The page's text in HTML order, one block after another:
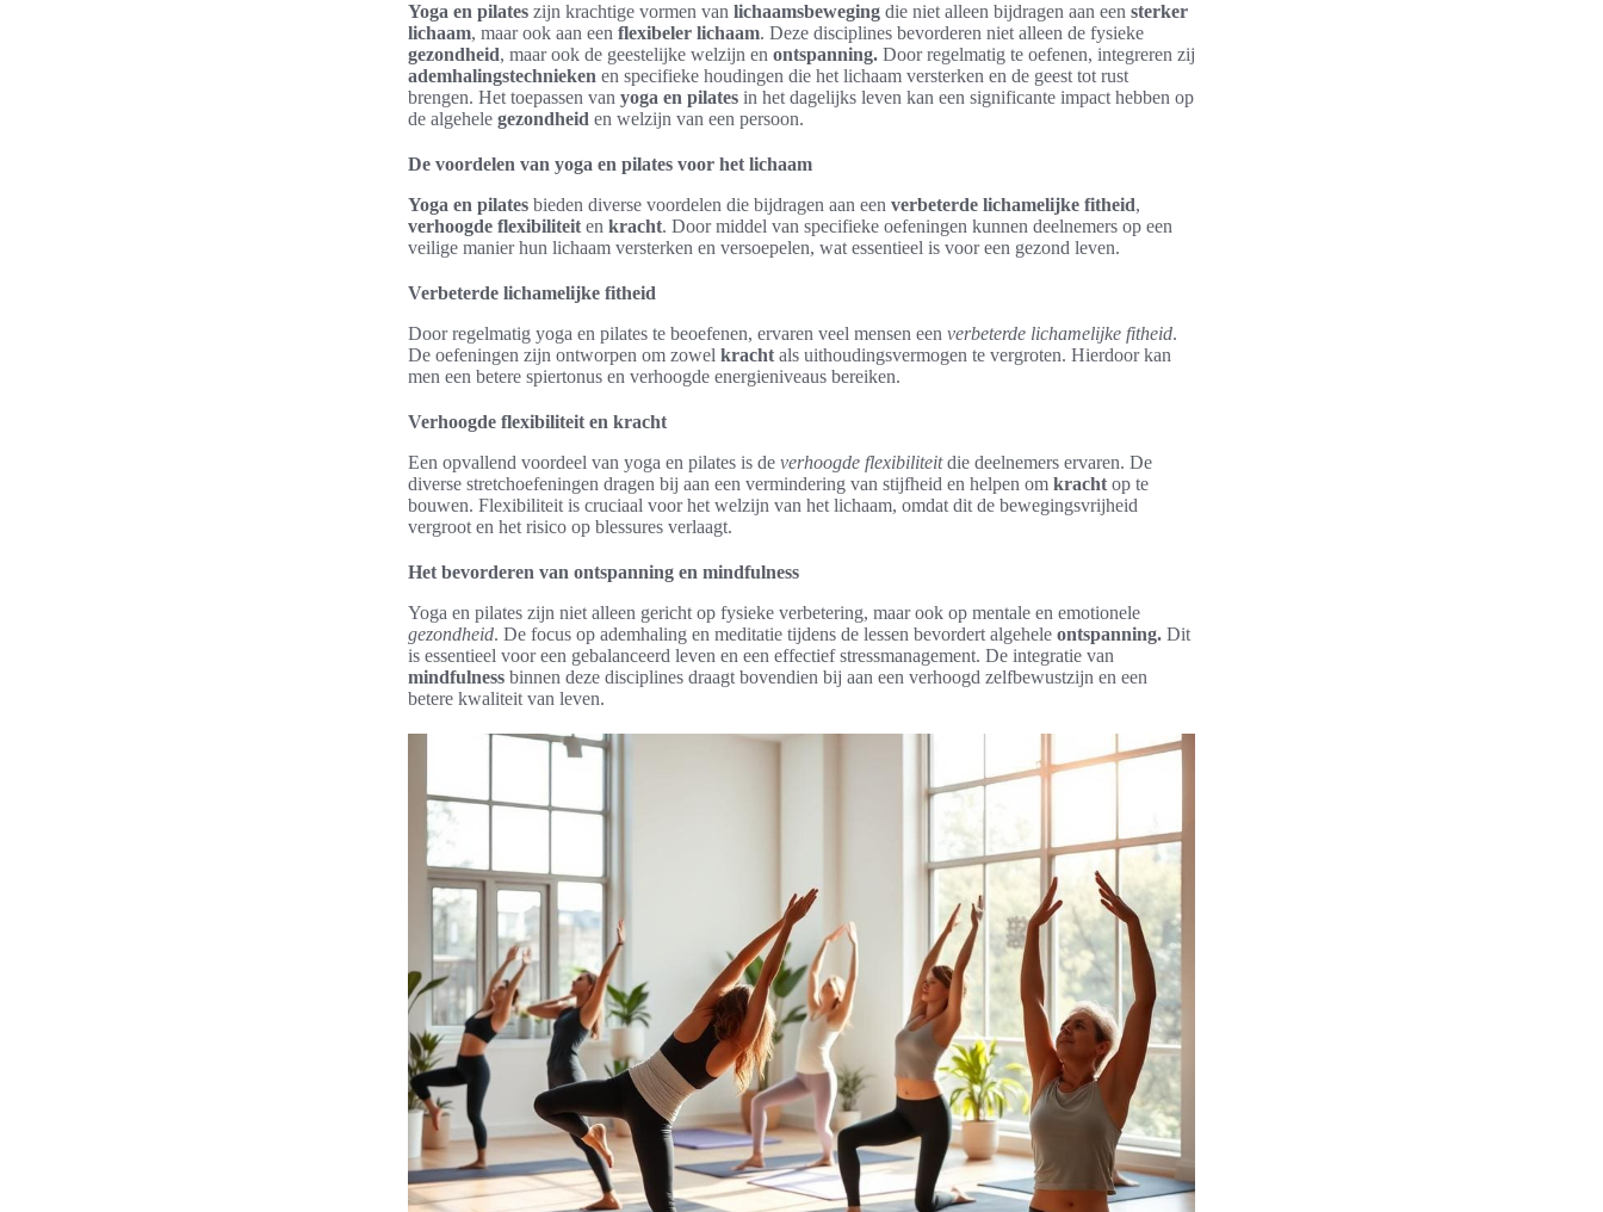
Yoga en pilates zijn krachtige vormen van lichaamsbeweging die niet alleen bijdragen aan een sterker
lichaam, maar ook aan een flexibeler lichaam. Deze disciplines bevorderen niet alleen de fysieke
gezondheid, maar ook de geestelijke welzijn en ontspanning. Door regelmatig te oefenen, integreren zij
ademhalingstechnieken en specifieke houdingen die het lichaam versterken en de geest tot rust
brengen. Het toepassen van yoga en pilates in het dagelijks leven kan een significante impact hebben op
de algehele gezondheid en welzijn van een persoon.
De voordelen van yoga en pilates voor het lichaam
Yoga en pilates bieden diverse voordelen die bijdragen aan een verbeterde lichamelijke fitheid,
verhoogde flexibiliteit en kracht. Door middel van specifieke oefeningen kunnen deelnemers op een
veilige manier hun lichaam versterken en versoepelen, wat essentieel is voor een gezond leven.
Verbeterde lichamelijke fitheid
Door regelmatig yoga en pilates te beoefenen, ervaren veel mensen een verbeterde lichamelijke fitheid.
De oefeningen zijn ontworpen om zowel kracht als uithoudingsvermogen te vergroten. Hierdoor kan
men een betere spiertonus en verhoogde energieniveaus bereiken.
Verhoogde flexibiliteit en kracht
Een opvallend voordeel van yoga en pilates is de verhoogde flexibiliteitdie deelnemers ervaren. De
diverse stretchoefeningen dragen bij aan een vermindering van stijfheid en helpen om kracht op te
bouwen. Flexibiliteit is cruciaal voor het welzijn van het lichaam, omdat dit de bewegingsvrijheid
vergroot en het risico op blessures verlaagt.
Het bevorderen van ontspanning en mindfulness
Yoga en pilates zijn niet alleen gericht op fysieke verbetering, maar ook op mentale en emotionele
gezondheid. De focus op ademhaling en meditatie tijdens de lessen bevordert algehele ontspanning. Dit
is essentieel voor een gebalanceerd leven en een effectief stressmanagement. De integratie van
mindfulness binnen deze disciplines draagt bovendien bij aan een verhoogd zelfbewustzijn en een
betere kwaliteit van leven.